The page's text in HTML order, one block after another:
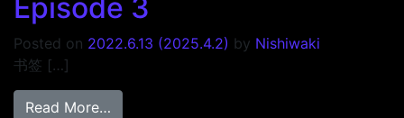
Episode 3
Posted on 2022.6.13 (2025.4.2) by Nishiwaki
书签 […]
Read More…